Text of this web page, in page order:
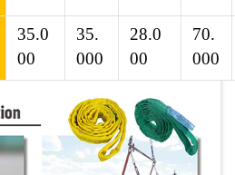
35.0
00
35.
000
28.0
00
70.
000